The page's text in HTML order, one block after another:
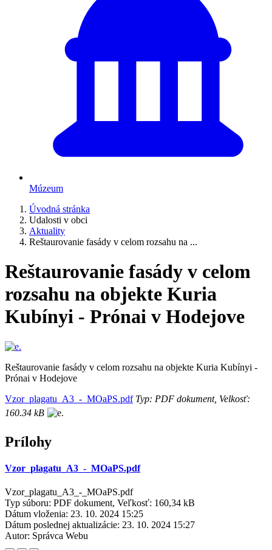
Múzeum
Úvodná stránka
Udalosti v obci
Aktuality
Reštaurovanie fasády v celom rozsahu na ...
Reštaurovanie fasády v celom
rozsahu na objekte Kuria
Kubínyi - Prónai v Hodejove
Reštaurovanie fasády v celom rozsahu na objekte Kuria Kubínyi -
Prónai v Hodejove
Vzor_plagatu_A3_-_MOaPS.pdfTyp: PDF dokument, Velkosť:
160.34 kB
Prílohy
Vzor_plagatu_A3_-_MOaPS.pdf
Vzor_plagatu_A3_-_MOaPS.pdf
Typ súboru: PDF dokument, Veľkosť: 160,34 kB
Dátum vloženia: 23. 10. 2024 15:25
Dátum poslednej aktualizácie: 23. 10. 2024 15:27
Autor: Správca Webu